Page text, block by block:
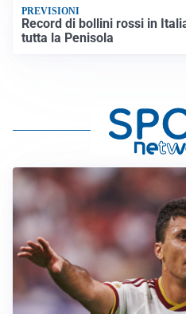
PREVISIONI
Record di bollini rossi in
tutta la Penisola